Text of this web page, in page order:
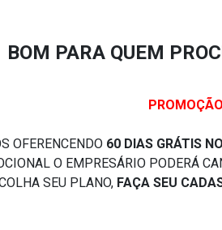
BOM PARA QUEM
OFERENCENDO 60 DIAS GRÁTIS
O EMPRESÁRIO PODERÁ
SEU PLANO, FAÇA SEU